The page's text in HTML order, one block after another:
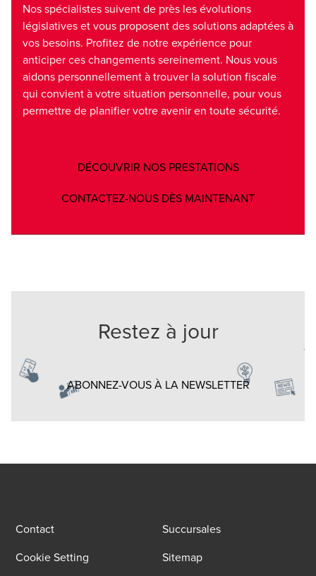
Nos spécialistes suivent de près les évolutions
législatives et vous proposent des solutions adaptées à
vos besoins. Profitez de notre expérience pour
anticiper ces changements sereinement. Nous vous
aidons personnellement à trouver la solution fiscale
qui convient à votre situation personnelle, pour vous
permettre de planifier votre avenir en toute sécurité.
DÉCOUVRIR NOS PRESTATIONSOpens in a
CONTACTEZ-NOUS DÈS MAINTENANTOpens in a
Restez à jour
ABONNEZ-VOUS À LA NEWSLETTEROpens in a
Contact
Succursales
Cookie Setting
Sitemap